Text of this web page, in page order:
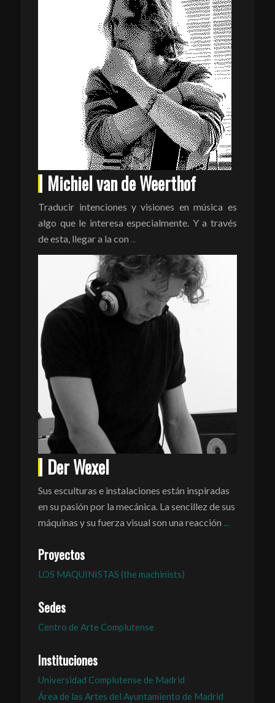
Michiel van de Weerthof
Traducir intenciones y visiones en música es
algo que le interesa especialmente. Y a través
de esta, llegar a la con ...
Der Wexel
Sus esculturas e instalaciones están inspiradas
en su pasión por la mecánica. La sencillez de sus
máquinas y su fuerza visual son una reacción
Proyectos
LOS MAQUINISTAS (the machinists)
Sedes
Centro de Arte Complutense
Instituciones
Universidad Complutense de Madrid
Área de las Artes del Ayuntamiento de Madrid